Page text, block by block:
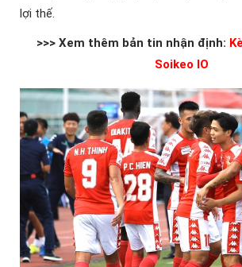
lợi thế.
>>> Xem thêm bản tin nhận định:
Soikeo IO